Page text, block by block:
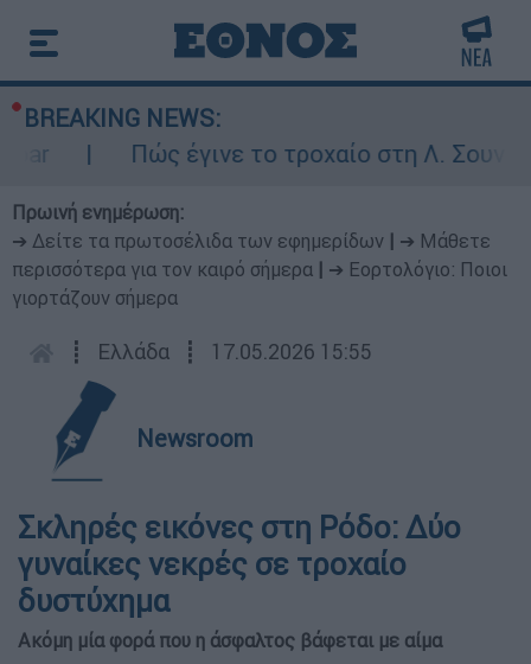
BREAKING NEWS:
Πώς έγινε το τροχαίο στη Λ.
Πρωινή ενημέρωση:
➔ Δείτε τα πρωτοσέλιδα των εφημερίδων
➔ Μάθετε
περισσότερα για τον καιρό σήμερα
➔ Εορτολόγιο: Ποιοι
γιορτάζουν σήμερα
┋ Ελλάδα ┋ 17.05.2026 15:55
Newsroom
Σκληρές εικόνες στη Ρόδο: Δύο
γυναίκες νεκρές σε τροχαίο
δυστύχημα
Ακόμη μία φορά που η άσφαλτος βάφεται με αίμα